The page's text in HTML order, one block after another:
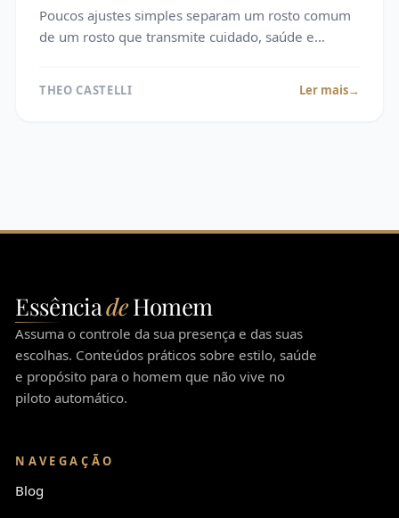
Poucos ajustes simples separam um rosto comum
de um rosto que transmite cuidado, saúde e
THEO CASTELLI Ler mais→
EssênciadeHomem
Assuma o controle da sua presença e das suas
escolhas. Conteúdos práticos sobre estilo, saúde
e propósito para o homem que não vive no
piloto automático.
NAVEGAÇÃO
Blog